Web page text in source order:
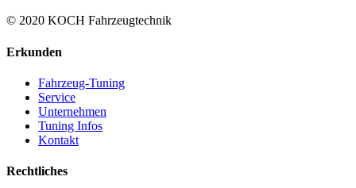
© 2020 KOCH Fahrzeugtechnik
Erkunden
Fahrzeug-Tuning
Service
Unternehmen
Tuning Infos
Kontakt
Rechtliches